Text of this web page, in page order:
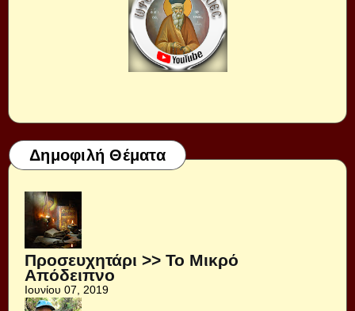
Δημοφιλή Θέματα
Προσευχητάρι >> Το Μικρό
Απόδειπνο
Ιουνίου 07, 2019